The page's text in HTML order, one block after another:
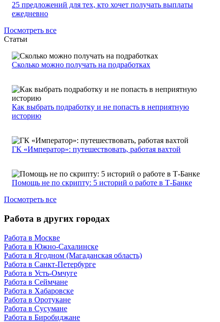
25 предложений для тех, кто хочет получать выплаты
ежедневно
Посмотреть все
Статьи
Сколько можно получать на подработках
Как выбрать подработку и не попасть в неприятную
историю
ГК «Император»: путешествовать, работая вахтой
Помощь не по скрипту: 5 историй о работе в Т-Банке
Посмотреть все
Работа в других городах
Работа в Москве
Работа в Южно-Сахалинске
Работа в Ягодном (Магаданская область)
Работа в Санкт-Петербурге
Работа в Усть-Омчуге
Работа в Сеймчане
Работа в Хабаровске
Работа в Оротукане
Работа в Сусумане
Работа в Биробиджане